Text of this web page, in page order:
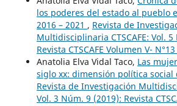
los poderes del estado al pueblo
2016 – 2021 , Revista de
Multidisciplinaria CTSCAFE: Vol.
Revista CTSCAFE Volumen V-
Anatolia Elva Vidal Taco, Las
siglo xx: dimensión política social
Revista de Investigación
Vol. 3 Núm. 9 (2019): Revista